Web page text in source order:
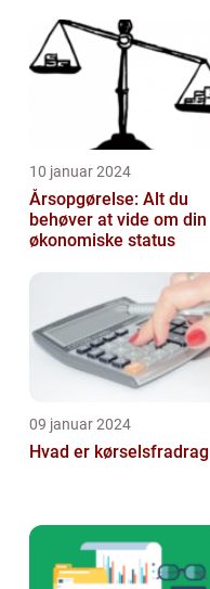
10 januar 2024
Årsopgørelse: Alt du
behøver at vide om din
økonomiske status
09 januar 2024
Hvad er kørselsfradrag